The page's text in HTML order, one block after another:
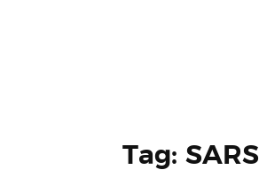
Tag: SARS